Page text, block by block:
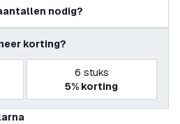
nodig?
korting?
6 stuks
5% korting